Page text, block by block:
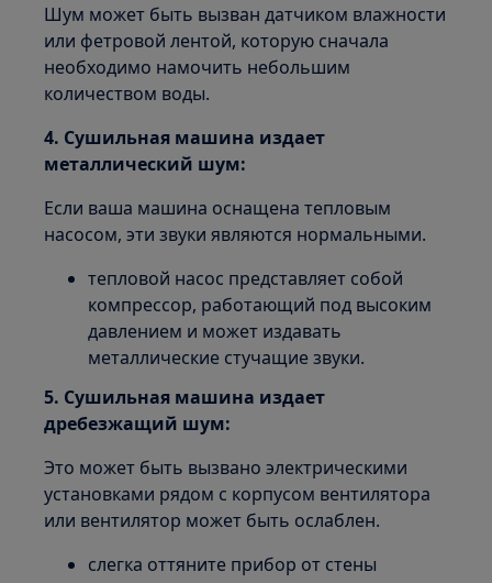
Шум может быть вызван датчиком влажности
или фетровой лентой, которую сначала
необходимо намочить небольшим
количеством воды.
4. Сушильная машина издает
металлический шум:
Если ваша машина оснащена тепловым
насосом, эти звуки являются нормальными.
тепловой насос представляет собой
компрессор, работающий под высоким
давлением и может издавать
металлические стучащие звуки.
5. Сушильная машина издает
дребезжащий шум:
Это может быть вызвано электрическими
установками рядом с корпусом вентилятора
или вентилятор может быть ослаблен.
слегка оттяните прибор от стены